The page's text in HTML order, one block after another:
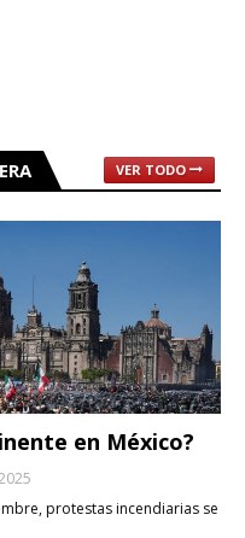
VER TODO
en México?
protestas incendiarias se